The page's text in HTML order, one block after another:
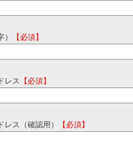
【必須】
レス 【必須】
レス（確認用） 【必須】